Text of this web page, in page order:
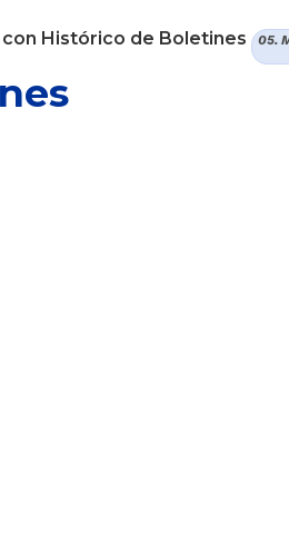
Histórico de Boletines 05.